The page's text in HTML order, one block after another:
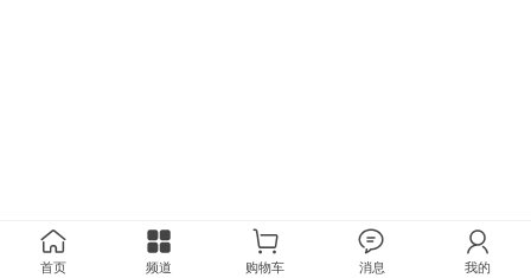
首页 频道 购物车 消息 我的